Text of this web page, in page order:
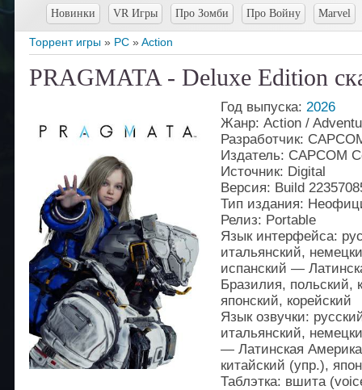
Новинки VR Игры Про Зомби Про Войну Marvel
Торрент игры » PC »Action
PRAGMATA - Deluxe Edition
Год выпуска: 2026
Жанр: Action /
Разработчик:
Издатель: CAPCOM
Источник: Digital
Версия: Build
Тип издания:
Релиз: Portable
Язык интерфейса:
итальянский,
испанский —
Бразилия, польский,
японский, корейский
Язык озвучки:
итальянский,
— Латинская
китайский (упр.),
Таблэтка: вшита